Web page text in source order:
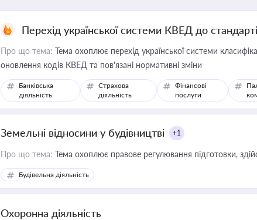
Перехід української системи КВЕД до
Про що тема: Тема охоплює перехід української системи
оновлення кодів КВЕД та пов'язані нормативні зміни
Банківська
діяльність
Страхова
діяльність
Фінансові
послуги
Земельні відносини у будівництві +1
Про що тема: Тема охоплює правове регулювання підготовки,
Будівельна діяльність
Охоронна діяльність